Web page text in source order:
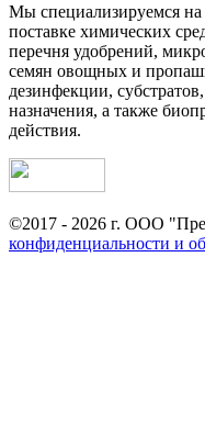
Мы специализируемся
поставке химических
перечня удобрений,
семян овощных и
дезинфекции,
назначения, а также
действия.
©2017 - 2026 г. ООО
конфиденциальности и